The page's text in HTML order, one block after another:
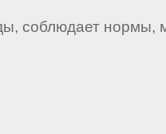
соблюдает нормы,